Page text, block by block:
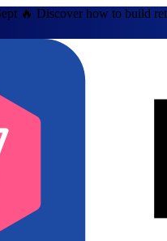
🔥 Discover how to build